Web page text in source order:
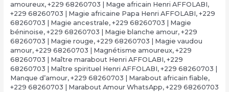
amoureux, +229 68260703 | Mage africain Henri AFFOLABI,
+229 68260703 | Magie africaine Papa Henri AFFOLABI, +229
68260703 | Magie ancestrale, +229 68260703 | Magie
béninoise, +229 68260703 | Magie blanche amour, +229
68260703 | Magie rouge, +229 68260703 | Magie vaudou
amour, +229 68260703 | Magnétisme amoureux, +229
68260703 | Maître marabout Henri AFFOLABI, +229
68260703 | Maître spirituel Henri AFFOLABI, +229 68260703 |
Manque d’amour, +229 68260703 | Marabout africain fiable,
+229 68260703 | Marabout Amour WhatsApp, +229 68260703